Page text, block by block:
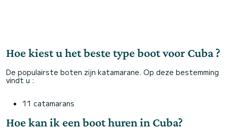
Hoe kiest u het beste type boot voor Cuba ?
De populairste boten zijn katamarane. Op deze bestemming
vindt u :
11 catamarans
Hoe kan ik een boot huren in Cuba?